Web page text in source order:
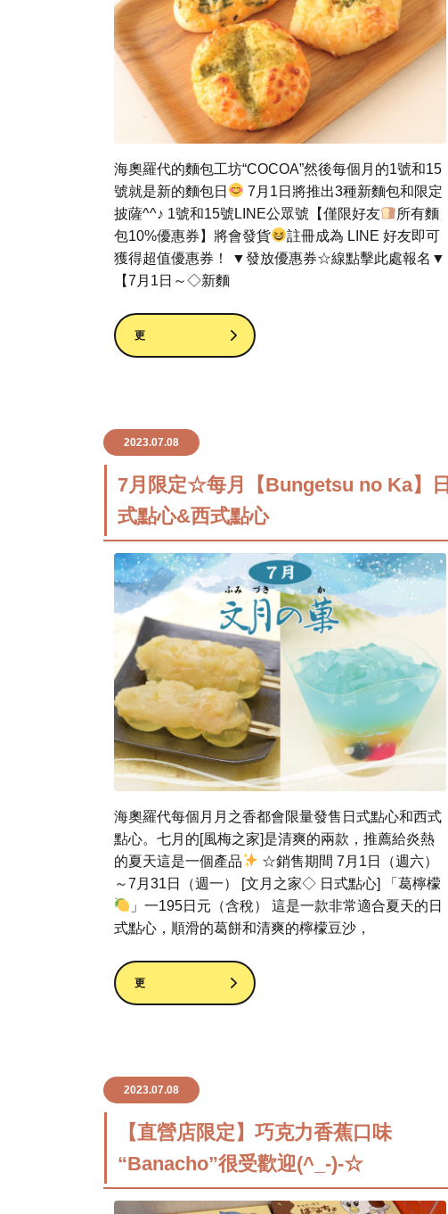
海奧羅代的麵包工坊“COCOA”然後每個月的1號和15
號就是新的麵包日
7月1日將推出3種新麵包和限定
披薩^^♪ 1號和15號LINE公眾號【僅限好友
所有麵
包10%優惠券】將會發貨
註冊成為 LINE 好友即可
獲得超值優惠券！ ▼發放優惠券☆線點擊此處報名▼
【7月1日～◇新麵
更
2023.07.08
7月限定☆每月【Bungetsu no Ka】日
式點心&西式點心
海奧羅代每個月月之香都會限量發售日式點心和西式
點心。七月的[風梅之家]是清爽的兩款，推薦給炎熱
的夏天這是一個產品
☆銷售期間 7月1日（週六）
～7月31日（週一） [文月之家◇ 日式點心] 「葛檸檬
」一195日元（含稅） 這是一款非常適合夏天的日
式點心，順滑的葛餅和清爽的檸檬豆沙，
更
2023.07.08
【直營店限定】巧克力香蕉口味
“Banacho”很受歡迎(^_-)-☆